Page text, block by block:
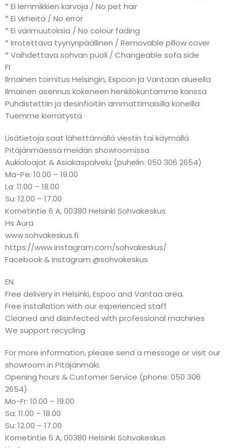
* Ei lemmikkien karvoja / No pet hair
* Ei virheitä / No error
* Ei värimuutoksia / No colour fading
* Irrotettava tyynynpäällinen / Removable pillow cover
* Vaihdettava sohvan puoli / Changeable sofa side
FI
Ilmainen toimitus Helsingin, Espoon ja Vantaan alueella
Ilmainen asennus kokeneen henkilökuntamme kanssa
Puhdistettiin ja desinfioitiin ammattimaisilla koneilla
Tuemme kierrätystä
Lisätietoja saat lähettämällä viestin tai käymällä
Pitäjänmäessä meidän showroomissa
Aukioloajat & Asiakaspalvelu (puhelin: 050 306 2654)
Ma-Pe: 10.00 – 19.00
La: 11.00 – 18.00
Su: 12.00 – 17.00
Kornetintie 6 A, 00380 Helsinki Sohvakeskus
Hs Aura
www.sohvakeskus.fi
https://www.instagram.com/sohvakeskus/
Facebook & Instagram @sohvakeskus
EN
Free delivery in Helsinki, Espoo and Vantaa area.
Free installation with our experienced staff
Cleaned and disinfected with professional machines
We support recycling
For more information, please send a message or visit our
showroom in Pitäjänmäki.
Opening hours & Customer Service (phone: 050 306
2654)
Mo-Fr: 10.00 – 19.00
Sa: 11.00 – 18.00
Su: 12.00 – 17.00
Kornetintie 6 A, 00380 Helsinki Sohvakeskus